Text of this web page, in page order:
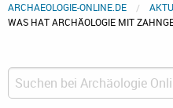
ARCHAEOLOGIE-ONLINE.DE
WAS HAT ARCHÄOLOGIE MIT